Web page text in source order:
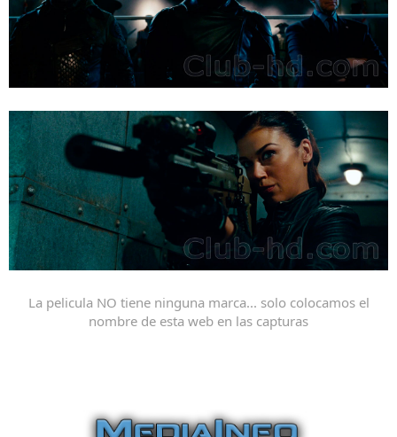
La pelicula NO tiene ninguna marca... solo colocamos el
nombre de esta web en las capturas